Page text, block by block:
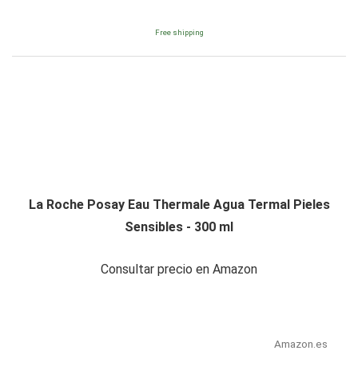
Free shipping
La Roche Posay Eau Thermale Agua Termal Pieles
Sensibles - 300 ml
Consultar precio en Amazon
Amazon.es